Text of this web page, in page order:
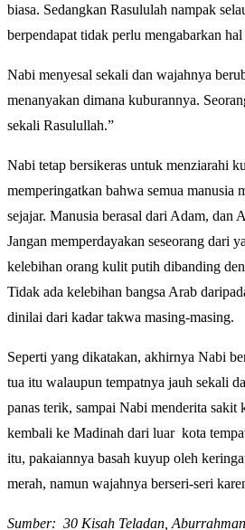
biasa. Sedangkan Rasululah nampak
berpendapat tidak perlu mengabarkan
Nabi menyesal sekali dan wajahnya
menanyakan dimana kuburannya.
sekali Rasulullah.”
Nabi tetap bersikeras untuk menziarahi
memperingatkan bahwa semua manusia
sejajar. Manusia berasal dari Adam, dan
Jangan memperdayakan seseorang dari
kelebihan orang kulit putih dibanding
Tidak ada kelebihan bangsa Arab
dinilai dari kadar takwa masing-masing.
Seperti yang dikatakan, akhirnya Nabi
tua itu walaupun tempatnya jauh sekali
panas terik, sampai Nabi menderita sakit
kembali ke Madinah dari luar kota
itu, pakaiannya basah kuyup oleh
merah, namun wajahnya berseri-seri
Sumber: 30 Kisah Teladan,